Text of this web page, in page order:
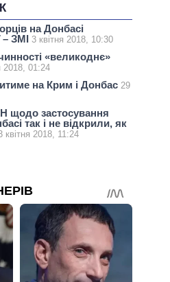
на Донбасі
– ЗМІ 3 квітня 2018, 10:30
«великоднє»
2018, 01:24
на Крим і Донбас 29
щодо застосування
так і не відкрили, як
квітня 2018, 11:24